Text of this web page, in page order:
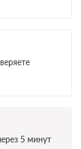
5 минут